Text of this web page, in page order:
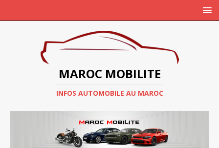
MAROC MOBILITE
INFOS AUTOMOBILE AU MAROC